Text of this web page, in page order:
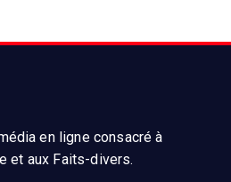
en ligne consacré à
et aux Faits-divers.